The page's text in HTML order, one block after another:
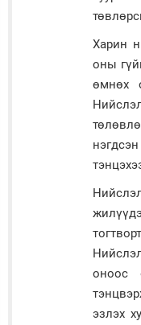
Харин
оны
өмнөх
оноос
эзлэх